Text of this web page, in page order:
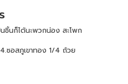
นชิ้นก็ได้นะพวกน่อง สะโพก
ซอสภูเขาทอง 1/4 ถ้วย